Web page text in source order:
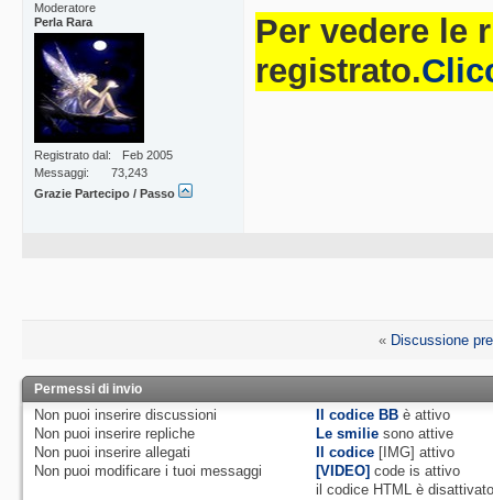
Moderatore
Perla Rara
Registrato dal
Feb 2005
Messaggi
73,243
Grazie Partecipo / Passo
Per vedere le
registrato.
« Discussione
Permessi di invio
Non puoi inserire discussioni
Non puoi inserire repliche
Non puoi inserire allegati
Non puoi modificare i tuoi messaggi
Il codice BB èattivo
Le smilie sono attive
Il codice [IMG]attivo
[VIDEO] code isattivo
il codice HTML è